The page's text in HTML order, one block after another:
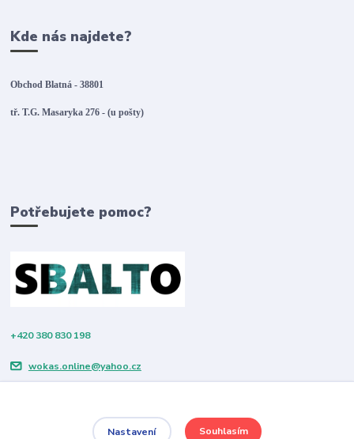
Kde nás najdete?
Obchod Blatná - 38801
tř. T.G. Masaryka 276 - (u pošty)
Potřebujete pomoc?
+420 380 830 198
wokas.online@yahoo.cz
Nastavení Souhlasím